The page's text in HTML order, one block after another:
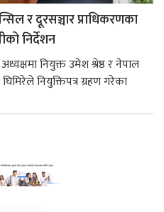
र दूरसञ्चार प्राधिकरणका
निर्देशन
नियुक्त उमेश श्रेष्ठ र नेपाल
नियुक्तिपत्र ग्रहण गरेका